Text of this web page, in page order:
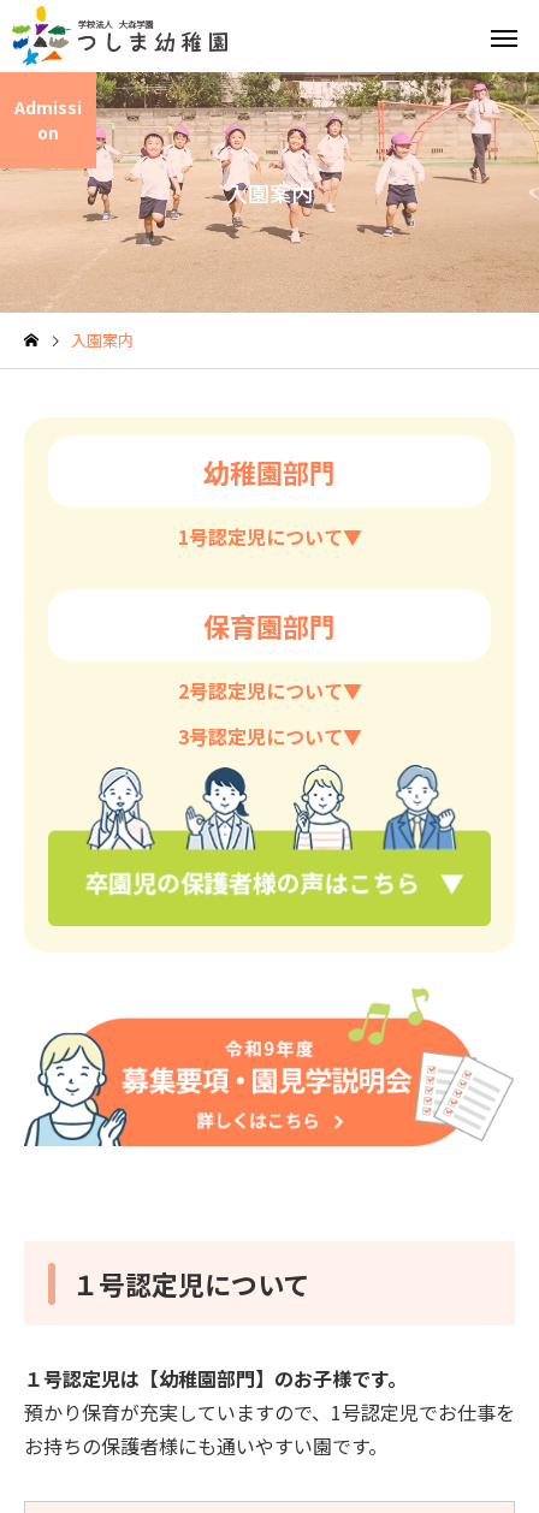
英語教育 園の特
給食と食育 園の1日
入園案内
Admissi
on
入園案内
幼稚園部門
1号認定児について▼
保育園部門
2号認定児について▼
3号認定児について▼
１号認定児について
１号認定児は【幼稚園部門】のお子様です。
預かり保育が充実していますので、1号認定児でお仕事を
お持ちの保護者様にも通いやすい園です。